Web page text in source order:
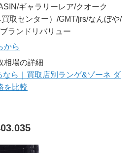
ギャラリーレア/クオーク
買取センター）/GMT/jrs/なんぼや/
ランドリバリュー
から
相場の詳細
なら｜買取店別ランゲ&ゾーネ ダ
を比較